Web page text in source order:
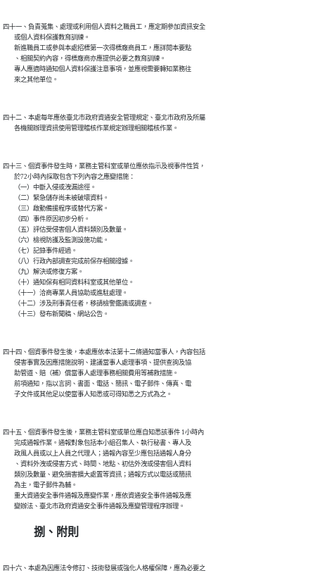
四十一、負責蒐集、處理或利用個人資料之職員工，應定期參加資訊安全
        或個人資料保護教育訓練。
        新進職員工或參與本處招標第一次得標廠商員工，應詳閱本要點
        、相關契約內容，得標廠商亦應提供必要之教育訓練。
        專人應適時通知個人資料保護注意事項，並應視需要轉知業務往
四十二、本處每年應依臺北市政府資通安全管理規定、臺北市政府及所屬
四十三、個資事件發生時，業務主管科室或單位應依指示及視事件性質，
        於72小時內採取包含下列內容之應變措施：
        （一）中斷入侵或洩漏途徑。
        （二）緊急儲存尚未被破壞資料。
        （三）啟動備援程序或替代方案。
        （四）事件原因初步分析。
        （五）評估受侵害個人資料類別及數量。
        （六）檢視防護及監測設施功能。
        （七）記錄事件經過。
        （八）行政內部調查完成前保存相關證據。
        （九）解決或修復方案。
        （十）通知保有相同資料科室或其他單位。
        （十一）洽商專業人員協助或進駐處理。
        （十二）涉及刑事責任者，移請檢警鑑識或調查。
四十四、個資事件發生後，本處應依本法第十二條通知當事人，內容包括
        侵害事實及因應措施說明、建議當事人處理事項、提供查詢及協
        助管道、賠（補）償當事人處理事務相關費用等補救措施。
        前項通知，指以言詞、書面、電話、簡訊、電子郵件、傳真、電
四十五、個資事件發生後，業務主管科室或單位應自知悉該事件 1小時內
        完成通報作業。通報對象包括本小組召集人、執行秘書、專人及
        政風人員或以上人員之代理人；通報內容至少應包括通報人身分
        、資料外洩或侵害方式、時間、地點、初估外洩或侵害個人資料
        類別及數量、避免損害擴大處置等資訊；通報方式以電話或簡訊
        為主，電子郵件為輔。
        重大資通安全事件通報及應變作業，應依資通安全事件通報及應
捌、附則
四十六、本處為因應法令修訂、技術發展或強化人格權保障，應為必要之